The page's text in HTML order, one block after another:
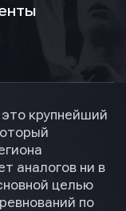
крупнейший
аналогов ни в
целью
по